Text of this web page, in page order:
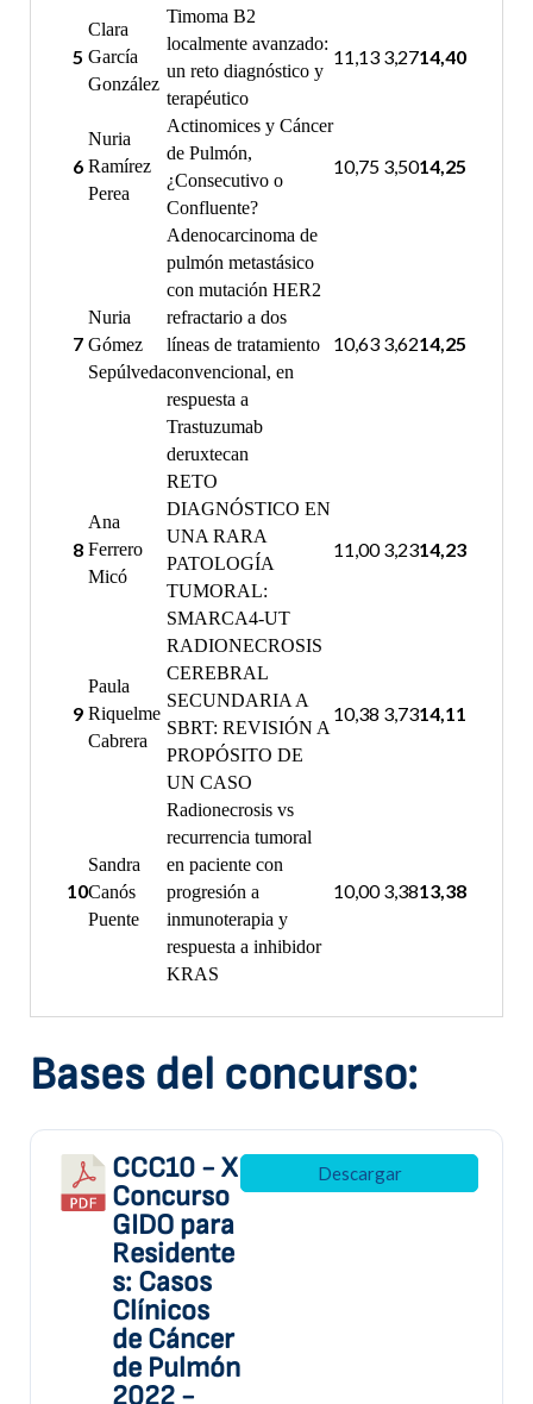
5
Clara
García
González
Timoma B2
localmente avanzado:
un reto diagnóstico y
terapéutico
11,13 3,2714,40
6
Nuria
Ramírez
Perea
Actinomices y Cáncer
de Pulmón,
¿Consecutivo o
Confluente?
10,75 3,5014,25
7
Nuria
Gómez
Sepúlveda
Adenocarcinoma de
pulmón metastásico
con mutación HER2
refractario a dos
líneas de tratamiento
convencional, en
respuesta a
Trastuzumab
deruxtecan
10,63 3,6214,25
8
Ana
Ferrero
Micó
RETO
DIAGNÓSTICO EN
UNA RARA
PATOLOGÍA
TUMORAL:
SMARCA4-UT
11,00 3,2314,23
9
Paula
Riquelme
Cabrera
RADIONECROSIS
CEREBRAL
SECUNDARIA A
SBRT: REVISIÓN A
PROPÓSITO DE
UN CASO
10,38 3,7314,11
10
Sandra
Canós
Puente
Radionecrosis vs
recurrencia tumoral
en paciente con
progresión a
inmunoterapia y
respuesta a inhibidor
KRAS
10,00 3,3813,38
Bases del concurso:
CCC10 - X
Concurso
GIDO para
Residente
s: Casos
Clínicos
de Cáncer
de Pulmón
2022 -
Descargar